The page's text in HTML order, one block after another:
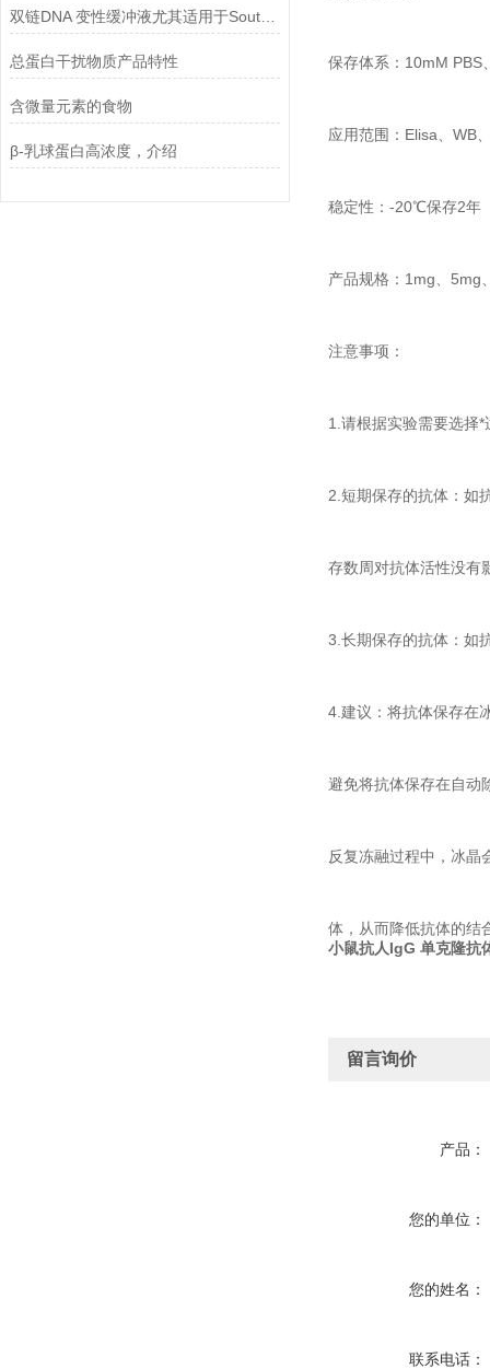
双链DNA 变性缓冲液尤其适用于Southern blot 实验
总蛋白干扰物质产品特性
含微量元素的食物
β-乳球蛋白高浓度，介绍
保存体系：10mM PBS
应用范围：Elisa、WB
稳定性：-20℃保存2年
产品规格：1mg、5mg
注意事项：
1.请根据实验需要选择
2.短期保存的抗体：如
存数周对抗体活性没有
3.长期保存的抗体：如
4.建议：将抗体保存在
避免将抗体保存在自动
反复冻融过程中，冰晶
体，从而降低抗体的结
小鼠抗人IgG 单克隆抗
留言询价
产品：
您的单位：
您的姓名：
联系电话：